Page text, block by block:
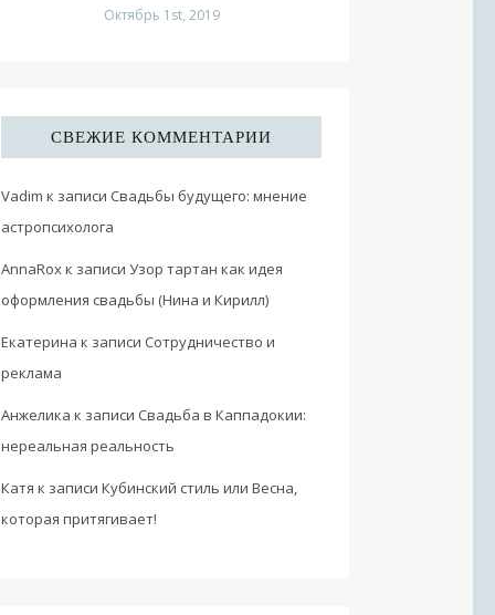
Октябрь 1st, 2019
СВЕЖИЕ КОММЕНТАРИИ
Vadim к записи Свадьбы будущего: мнение
астропсихолога
AnnaRoxк записи Узор тартан как идея
оформления свадьбы (Нина и Кирилл)
Екатерина к записи Сотрудничество и
реклама
Анжелика к записи Свадьба в Каппадокии:
нереальная реальность
Катя к записи Кубинский стиль или Весна,
которая притягивает!